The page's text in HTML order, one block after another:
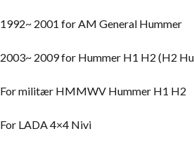
1992~ 2001 for AM General Hummer
2003~ 2009 for Hummer H1 H2 (H2
For militær HMMWV Hummer H1 H2
For LADA 4×4 Nivi